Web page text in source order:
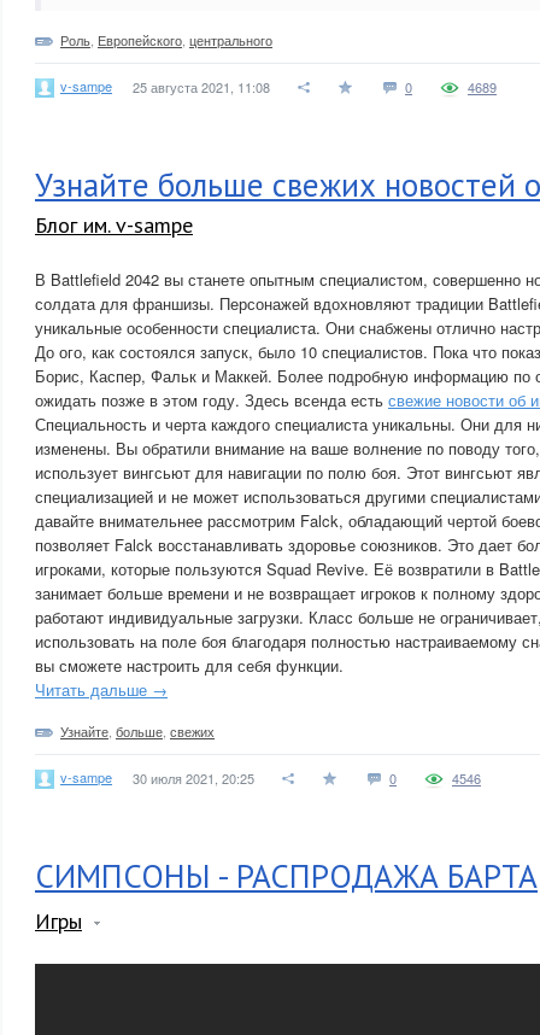
Роль Европейского центрального
v-sampe 25 августа 2021, 11:08 0 4689
Узнайте больше свежих новостей
Блог им. v-sampe
В Battlefield 2042 вы станете опытным специалистом, совершенно
солдата для франшизы. Персонажей вдохновляют традиции
уникальные особенности специалиста. Они снабжены отлично
До ого, как состоялся запуск, было 10 специалистов. Пока что
Борис, Каспер, Фальк и Маккей. Более подробную информацию по
ожидать позже в этом году. Здесь всенда есть свежие новости об
Специальность и черта каждого специалиста уникальны. Они для
изменены. Вы обратили внимание на ваше волнение по поводу
использует вингсьют для навигации по полю боя. Этот вингсьют
специализацией и не может использоваться другими
давайте внимательнее рассмотрим Falck, обладающий чертой
позволяет Falck восстанавливать здоровье союзников. Это дает
игроками, которые пользуются Squad Revive. Её возвратили в
занимает больше времени и не возвращает игроков к полному
работают индивидуальные загрузки. Класс больше не
использовать на поле боя благодаря полностью настраиваемому
вы сможете настроить для себя функции.
Читать дальше →
Узнайте больше свежих
v-sampe 30 июля 2021, 20:25 0 4546
СИМПСОНЫ - РАСПРОДАЖА БАРТА
Игры